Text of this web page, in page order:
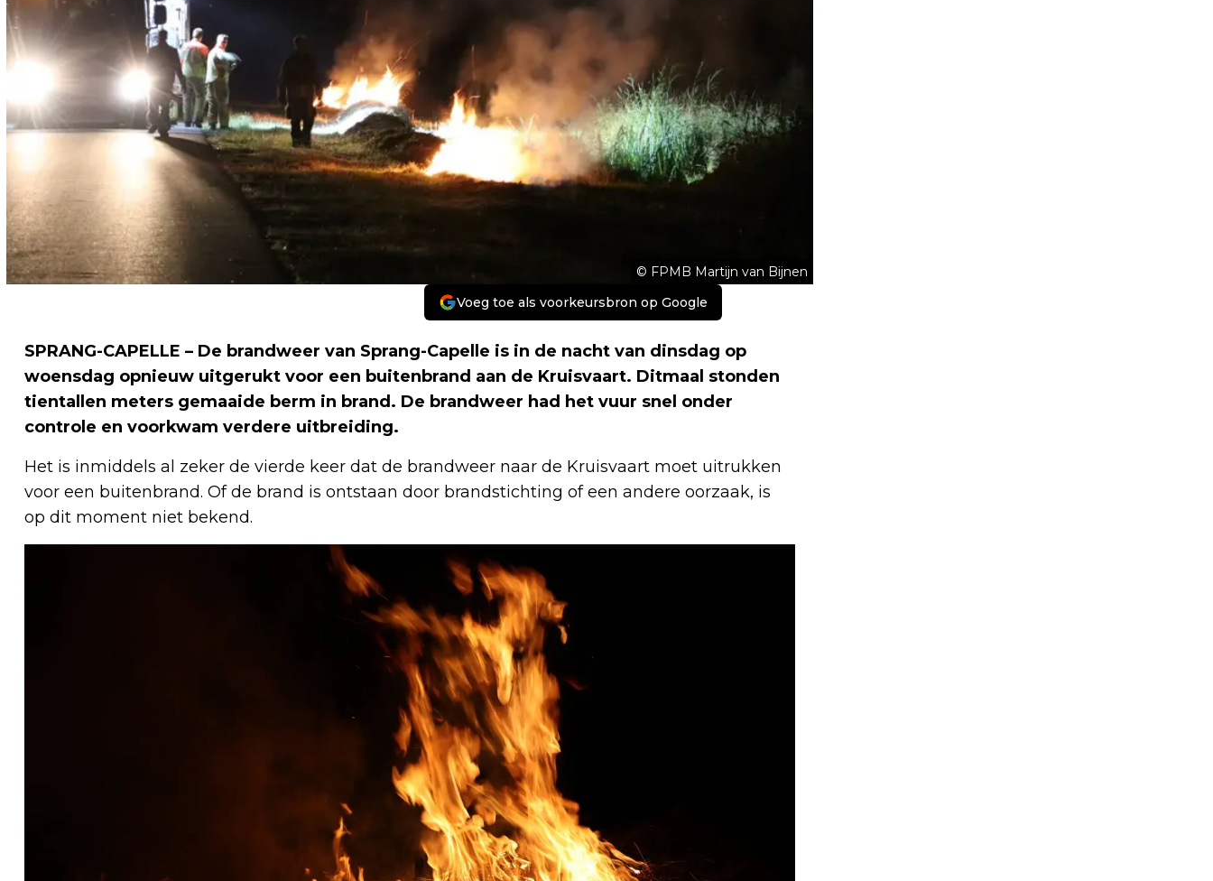
© FPMB Martijn van Bijnen
Voeg toe als voorkeursbron op Google
SPRANG-CAPELLE – De brandweer van Sprang-Capelle is in de nacht van dinsdag op
woensdag opnieuw uitgerukt voor een buitenbrand aan de Kruisvaart. Ditmaal stonden
tientallen meters gemaaide berm in brand. De brandweer had het vuur snel onder
controle en voorkwam verdere uitbreiding.
Het is inmiddels al zeker de vierde keer dat de brandweer naar de Kruisvaart moet uitrukken
voor een buitenbrand. Of de brand is ontstaan door brandstichting of een andere oorzaak, is
op dit moment niet bekend.